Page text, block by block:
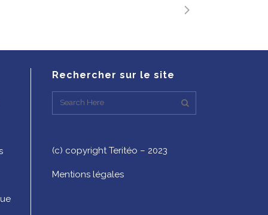
Rechercher sur le site
(c) copyright Teritéo – 2023
Mentions légales